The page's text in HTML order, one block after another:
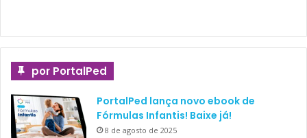
por PortalPed
PortalPed lança novo ebook de
Fórmulas Infantis! Baixe já!
8 de agosto de 2025